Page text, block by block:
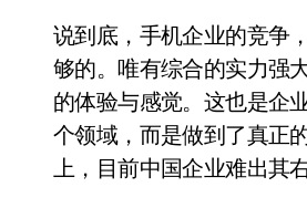
说到底，手机企业的竞争
够的。唯有综合的实力强
的体验与感觉。这也是企
个领域，而是做到了真正
上，目前中国企业难出其